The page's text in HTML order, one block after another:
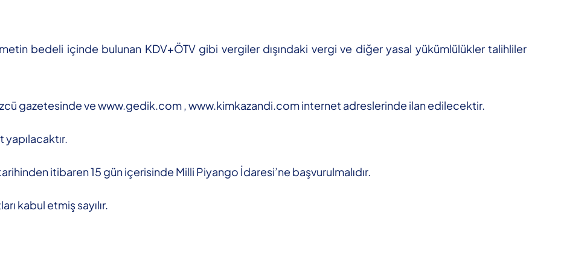
bedeli içinde bulunan KDV+ÖTV gibi vergiler dışındaki vergi ve diğer yasal yükümlülükler talihliler
gazetesinde ve www.gedik.com , www.kimkazandi.com internet adreslerinde ilan edilecektir.
itibaren 15 gün içerisinde Milli Piyango İdaresi’ne başvurulmalıdır.
kabul etmiş sayılır.